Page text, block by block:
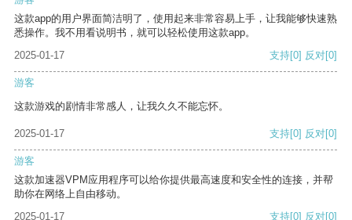
这款app的用户界面简洁明了，使用起来非常容易上手，让我能够快速熟
悉操作。我不用看说明书，就可以轻松使用这款app。
2025-01-17
支持[0] 反对[0]
游客
这款游戏的剧情非常感人，让我久久不能忘怀。
2025-01-17 支持[0] 反对[0]
游客
这款加速器VPM应用程序可以给你提供最高速度和安全性的连接，并帮
助你在网络上自由移动。
2025-01-17
支持[0] 反对[0]